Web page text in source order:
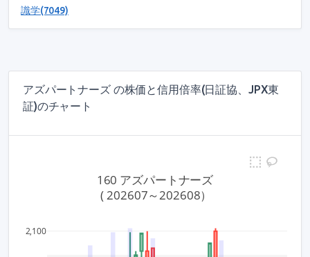
識学(7049)
アズパートナーズ の株価と信用倍率(日証協、JPX東
証)のチャート
2,100
160 アズパートナーズ
( 202607～202608）